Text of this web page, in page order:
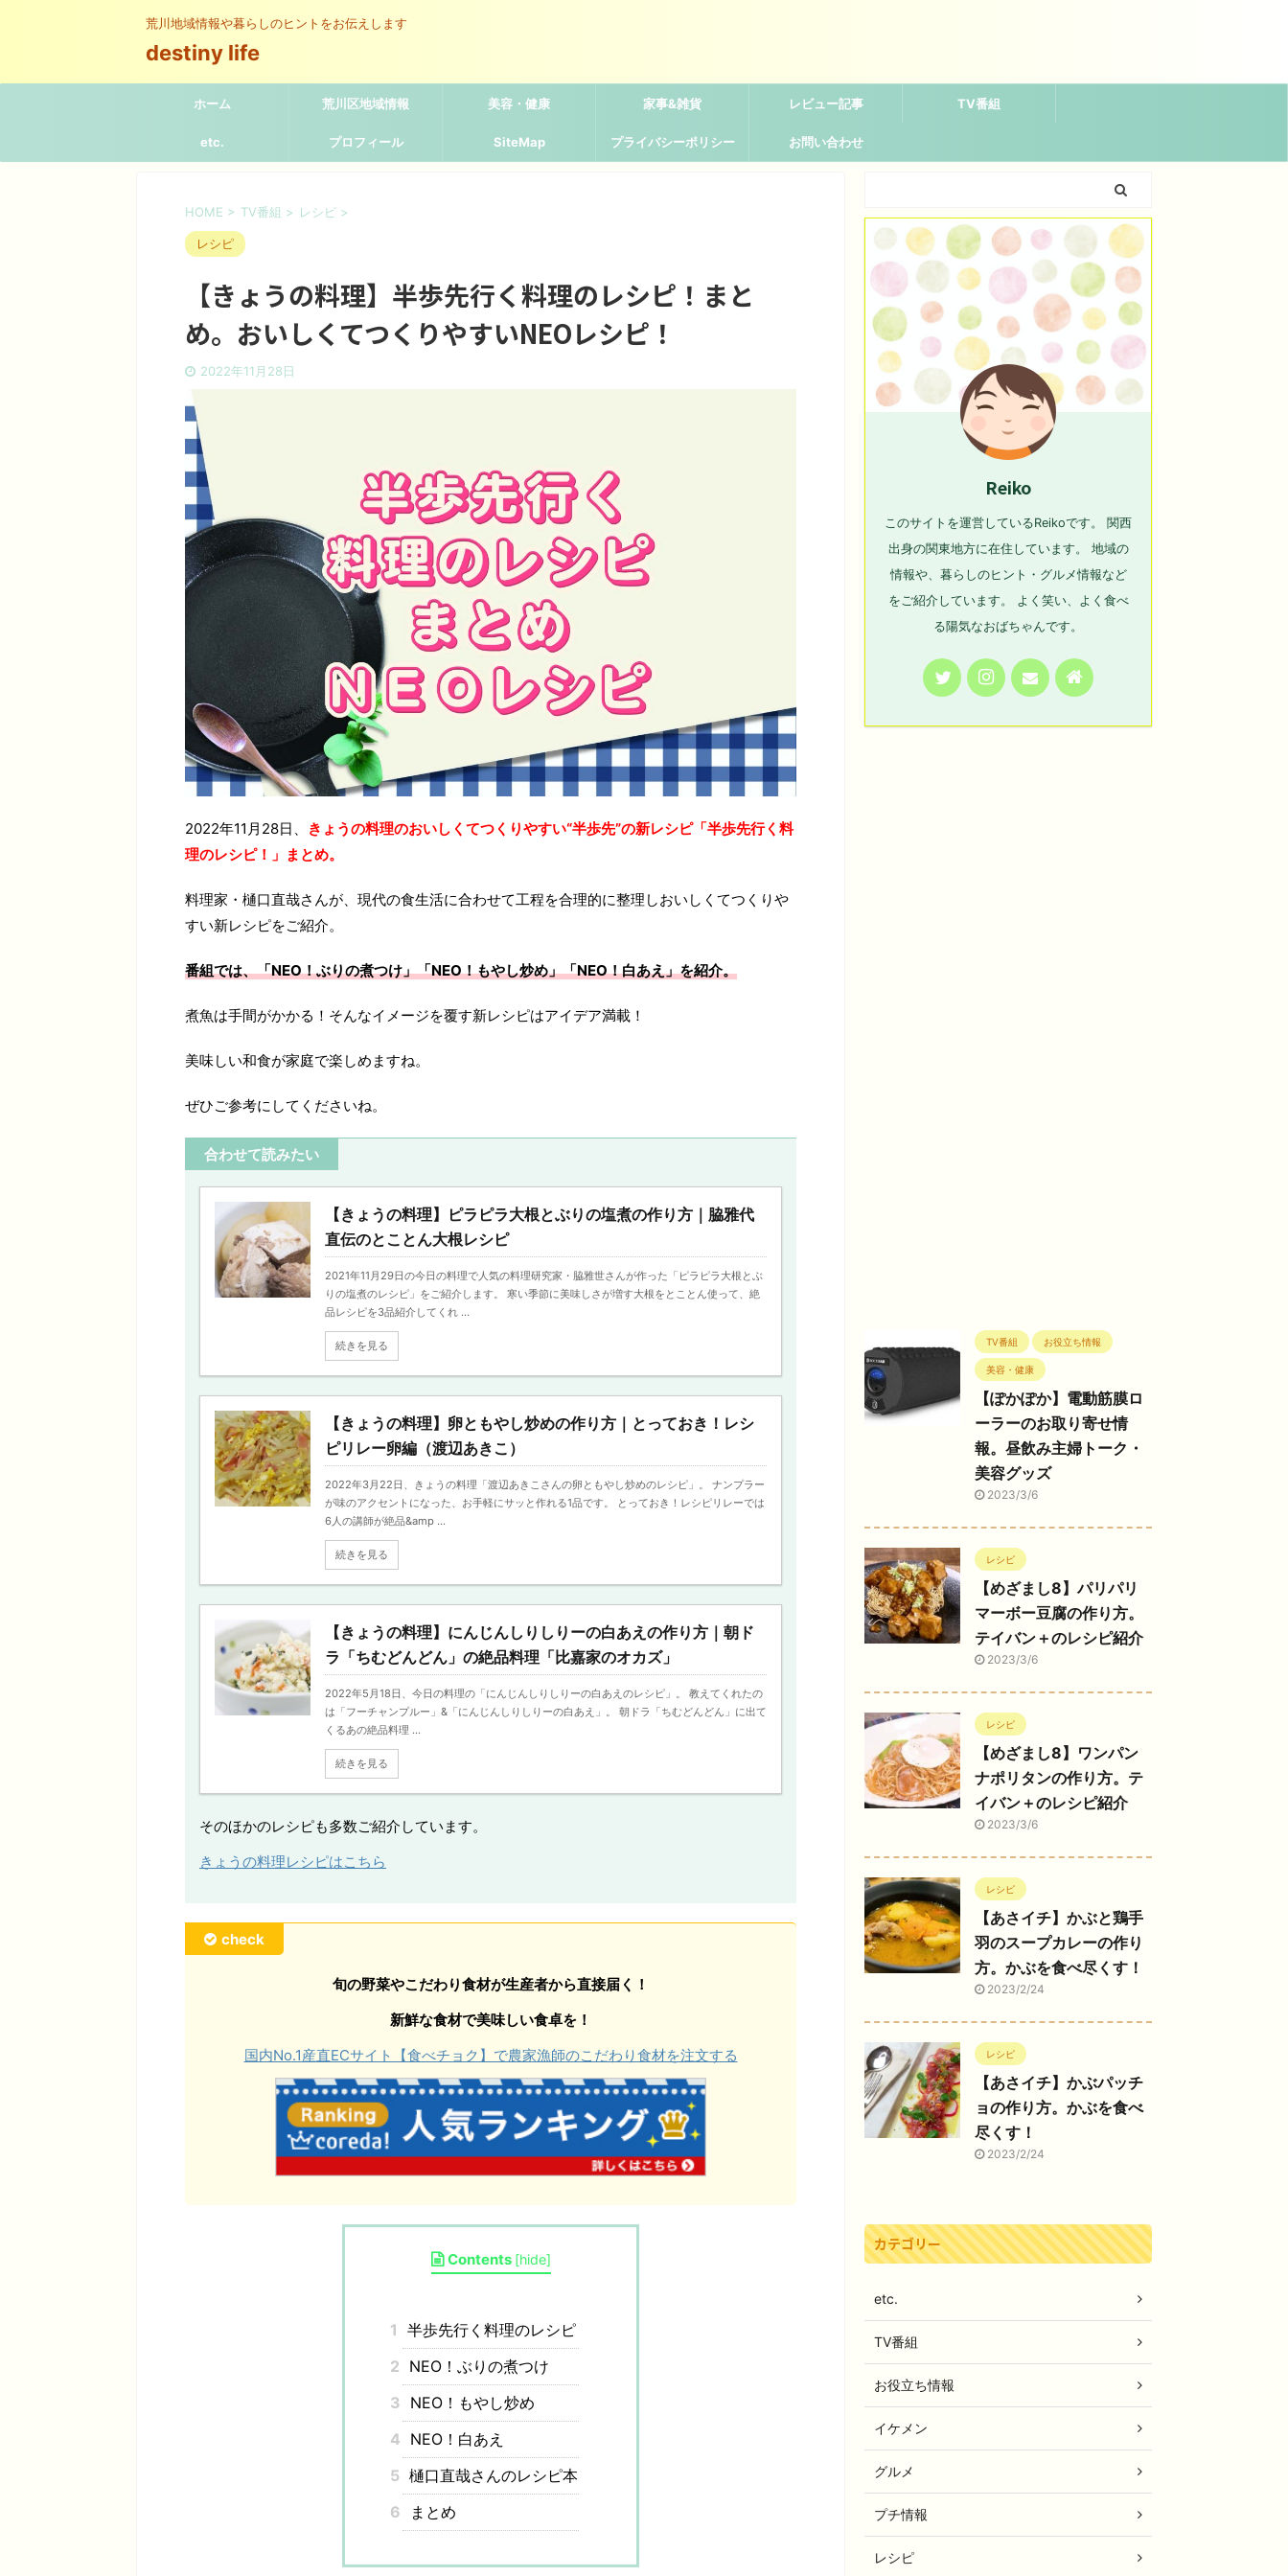
荒川地域情報や暮らしのヒントをお伝えします
destiny life
ホーム 荒川区地域情報 美容・健康 家事&雑貨 レビュー記事 TV番組
etc. プロフィール SiteMap プライバシーポリシー お問い合わせ
HOME > TV番組 > レシピ >
レシピ
【きょうの料理】半歩先行く料理のレシピ！まと
め。おいしくてつくりやすいNEOレシピ！
2022年11月28日
2022年11月28日、
きょうの料理のおいしくてつくりやすい“半歩先”の新レシピ「半歩先行く料
理のレシピ！」まとめ。
料理家・樋口直哉さんが、現代の食生活に合わせて工程を合理的に整理しおいしくてつくりや
すい新レシピをご紹介。
番組では、「NEO！ぶりの煮つけ」「NEO！もやし炒め」「NEO！白あえ」を紹介。
煮魚は手間がかかる！そんなイメージを覆す新レシピはアイデア満載！
美味しい和食が家庭で楽しめますね。
ぜひご参考にしてくださいね。
合わせて読みたい
【きょうの料理】ピラピラ大根とぶりの塩煮の作り方｜脇雅代
直伝のとことん大根レシピ
2021年11月29日の今日の料理で人気の料理研究家・脇雅世さんが作った「ピラピラ大根とぶ
りの塩煮のレシピ」をご紹介します。 寒い季節に美味しさが増す大根をとことん使って、絶
品レシピを3品紹介してくれ ...
続きを見る
【きょうの料理】卵ともやし炒めの作り方｜とっておき！レシ
ピリレー卵編（渡辺あきこ）
2022年3月22日、きょうの料理「渡辺あきこさんの卵ともやし炒めのレシピ」。 ナンプラー
が味のアクセントになった、お手軽にサッと作れる1品です。 とっておき！レシピリレーでは
6人の講師が絶品&amp ...
続きを見る
【きょうの料理】にんじんしりしりーの白あえの作り方｜朝ド
ラ「ちむどんどん」の絶品料理「比嘉家のオカズ」
2022年5月18日、今日の料理の「にんじんしりしりーの白あえのレシピ」。 教えてくれたの
は「フーチャンプルー」&「にんじんしりしりーの白あえ」。 朝ドラ「ちむどんどん」に出て
くるあの絶品料理 ...
続きを見る
そのほかのレシピも多数ご紹介しています。
きょうの料理レシピはこちら
check
旬の野菜やこだわり食材が生産者から直接届く！
新鮮な食材で美味しい食卓を！
国内No.1産直ECサイト【食べチョク】で農家漁師のこだわり食材を注文する
Contents [hide]
1 半歩先行く料理のレシピ
2 NEO！ぶりの煮つけ
3 NEO！もやし炒め
4 NEO！白あえ
5 樋口直哉さんのレシピ本
6
まとめ
Reiko
このサイトを運営しているReikoです。 関西
出身の関東地方に在住しています。 地域の
情報や、暮らしのヒント・グルメ情報など
をご紹介しています。 よく笑い、よく食べ
る陽気なおばちゃんです。
TV番組 お役立ち情報
美容・健康
【ぽかぽか】電動筋膜ロ
ーラーのお取り寄せ情
報。昼飲み主婦トーク・
美容グッズ
2023/3/6
レシピ
【めざまし8】パリパリ
マーボー豆腐の作り方。
テイバン＋のレシピ紹介
2023/3/6
レシピ
【めざまし8】ワンパン
ナポリタンの作り方。テ
イバン＋のレシピ紹介
2023/3/6
レシピ
【あさイチ】かぶと鶏手
羽のスープカレーの作り
方。かぶを食べ尽くす！
2023/2/24
レシピ
【あさイチ】かぶパッチ
ョの作り方。かぶを食べ
尽くす！
2023/2/24
カテゴリー
etc.
TV番組
お役立ち情報
イケメン
グルメ
プチ情報
レシピ